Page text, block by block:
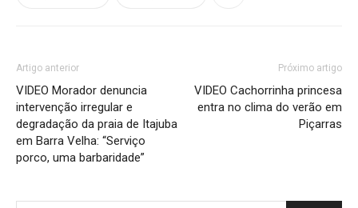
Artigo anterior
VIDEO Morador denuncia
intervenção irregular e
degradação da praia de Itajuba
em Barra Velha: “Serviço
porco, uma barbaridade”
Próximo artigo
VIDEO Cachorrinha princesa
entra no clima do verão em
Piçarras